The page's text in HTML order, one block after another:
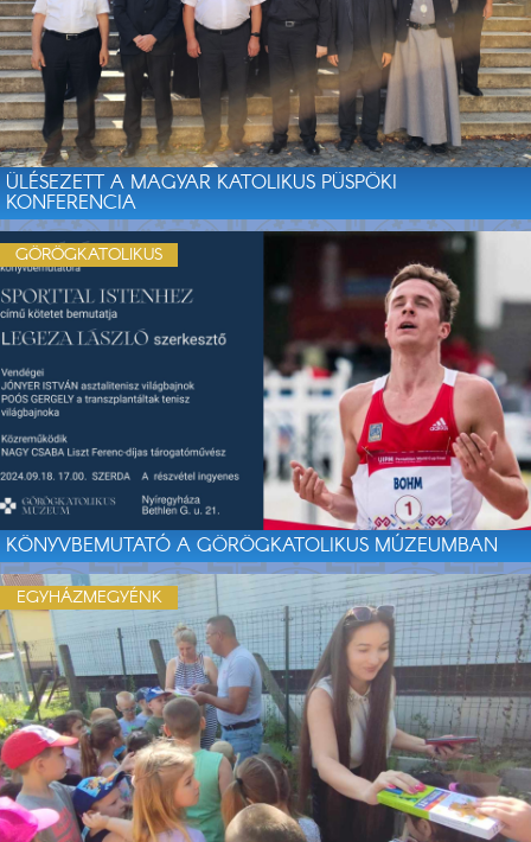
ÜLÉSEZETT A MAGYAR KATOLIKUS PÜSPÖKI
KONFERENCIA
KÖNYVBEMUTATÓ A GÖRÖGKATOLIKUS MÚZEUMBAN
GÖRÖGKATOLIKUS
EGYHÁZMEGYÉNK